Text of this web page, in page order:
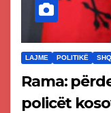
LAJME POLITIKË
Rama:
policët